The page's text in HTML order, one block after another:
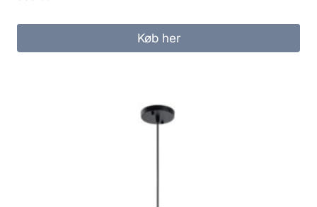
Køb her